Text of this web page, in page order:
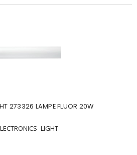
273326 LAMPE FLUOR 20W
-LIGHT